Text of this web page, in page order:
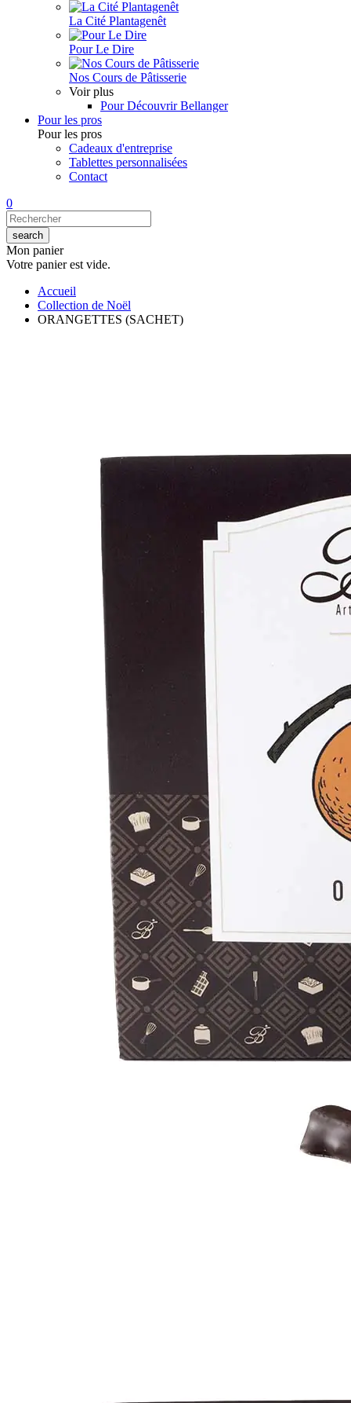
La Cité Plantagenêt
Pour Le Dire
Nos Cours de Pâtisserie
Voir plus
Pour Découvrir Bellanger
Pour les pros
Pour les pros
Cadeaux d'entreprise
Tablettes personnalisées
Contact
0
Mon panier
Votre panier est vide.
Accueil
Collection de Noël
ORANGETTES (SACHET)